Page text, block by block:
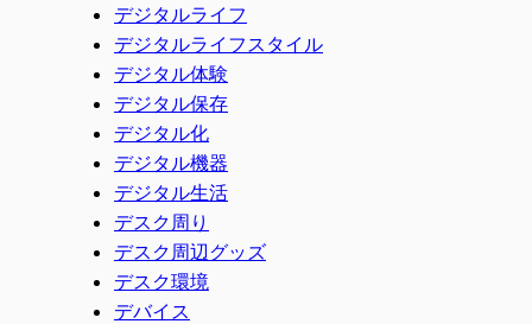
デジタルライフ
デジタルライフスタイル
デジタル体験
デジタル保存
デジタル化
デジタル機器
デジタル生活
デスク周り
デスク周辺グッズ
デスク環境
デバイス